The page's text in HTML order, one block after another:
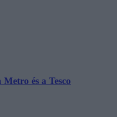
és a Tesco